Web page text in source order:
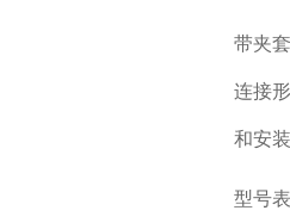
带夹
连接
和安
型号